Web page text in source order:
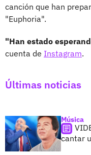
canción que han
"Euphoria".
"Han estado
cuenta de Instagram.
Últimas noticias
Música
cantar